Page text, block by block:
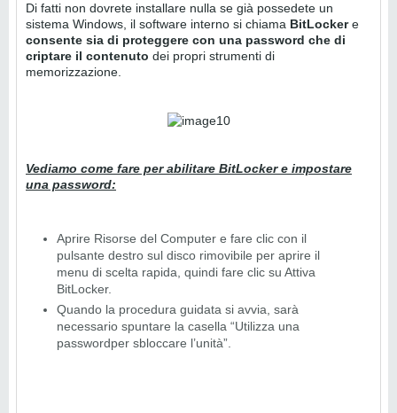
Di fatti non dovrete installare nulla se già possedete un
sistema Windows, il software interno si chiama BitLockere
consente sia di proteggere con una password che di
criptare il contenuto dei propri strumenti di
memorizzazione.
Vediamo come fare per abilitare BitLocker e impostare
una password:
Aprire Risorse del Computer e fare clic con il
pulsante destro sul disco rimovibile per aprire il
menu di scelta rapida, quindi fare clic su Attiva
BitLocker.
Quando la procedura guidata si avvia, sarà
necessario spuntare la casella “Utilizza una
passwordper sbloccare l’unità”.